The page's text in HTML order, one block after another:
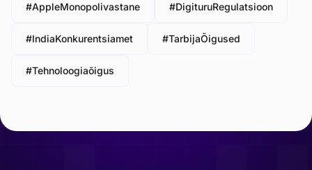
#AppleMonopolivastane #DigituruRegulatsioon
#IndiaKonkurentsiamet #TarbijaÕigused
#Tehnoloogiaõigus